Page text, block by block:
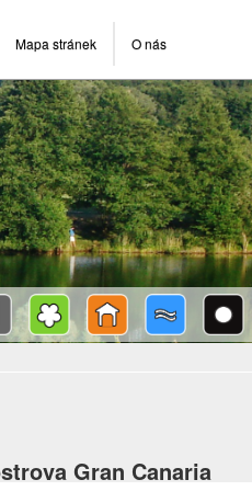
Mapa stránek O nás
Gran Canaria